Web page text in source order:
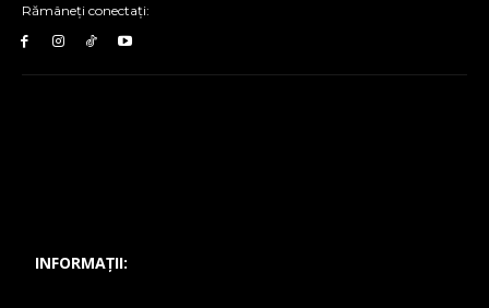
Rămâneți conectați:
INFORMAȚII: